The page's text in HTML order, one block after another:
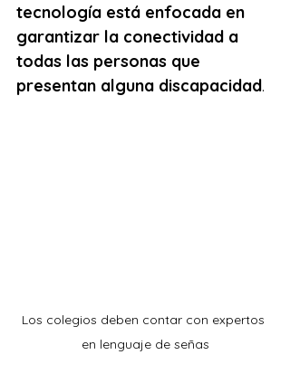
tecnología está enfocada en
garantizar la conectividad a
todas las personas que
presentan alguna discapacidad.
Los colegios deben contar con expertos
en lenguaje de señas